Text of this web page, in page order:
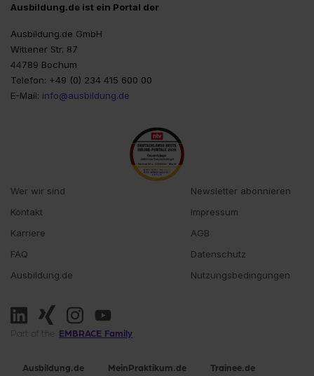
Ausbildung.de ist ein Portal der
Ausbildung.de GmbH
Wittener Str. 87
44789 Bochum
Telefon: +49 (0) 234 415 600 00
E-Mail: info@ausbildung.de
Wer wir sind
Kontakt
Karriere
FAQ
Ausbildung.de
Newsletter abonnieren
Impressum
AGB
Datenschutz
Nutzungsbedingungen
Part of the EMBRACE Family
Ausbildung.de MeinPraktikum.de Trainee.de